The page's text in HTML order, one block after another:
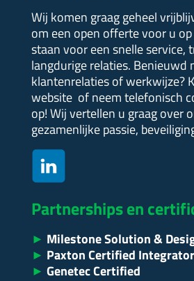
Wij komen graag geheel
om een open offerte voor u
staan voor een snelle service,
langdurige relaties. Benieuwd
klantenrelaties of werkwijze?
website of neem telefonisch
op! Wij vertellen u graag over
gezamenlijke passie,
Partnerships en
► Milestone Solution &
► Paxton Certified Integrator
► Genetec Certified